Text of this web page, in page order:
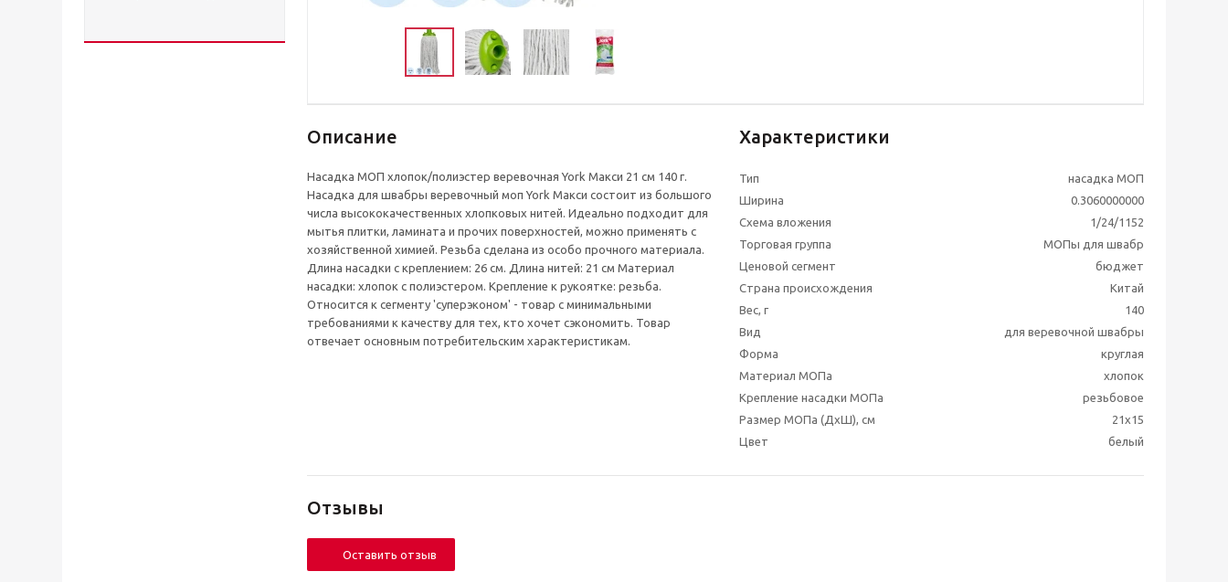
Описание
Насадка МОП хлопок/полиэстер веревочная York Макси 21 см 140 г.
Насадка для швабры веревочный моп York Макси состоит из большого
числа высококачественных хлопковых нитей. Идеально подходит для
мытья плитки, ламината и прочих поверхностей, можно применять с
хозяйственной химией. Резьба сделана из особо прочного материала.
Длина насадки с креплением: 26 см. Длина нитей: 21 см Материал
насадки: хлопок с полиэстером. Крепление к рукоятке: резьба.
Относится к сегменту 'суперэконом' - товар с минимальными
требованиями к качеству для тех, кто хочет сэкономить. Товар
отвечает основным потребительским характеристикам.
Характеристики
Тип
насадка МОП
Ширина
0.3060000000
Схема вложения
1/24/1152
Торговая группа
МОПы для швабр
Ценовой сегмент
бюджет
Страна происхождения
Китай
Вес, г
140
Вид
для веревочной швабры
Форма
круглая
Материал МОПа
хлопок
Крепление насадки МОПа
резьбовое
Размер МОПа (ДхШ), см
21x15
Цвет
белый
Отзывы
Оставить отзыв